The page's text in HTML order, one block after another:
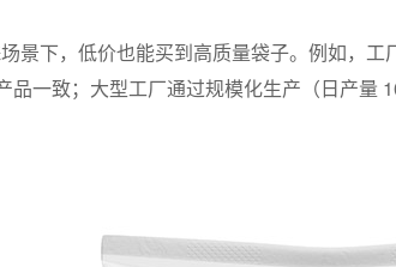
景下，低价也能买到高质量袋子。例如，
品一致；大型工厂通过规模化生产（日产量